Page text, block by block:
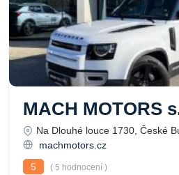
MACH MOTORS
Na Dlouhé louce 1730, České
machmotors.cz
5
( 5 hodnocení )